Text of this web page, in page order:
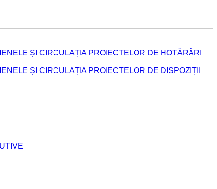
ȘI CIRCULAȚIA PROIECTELOR DE HOTĂRÂRI
ȘI CIRCULAȚIA PROIECTELOR DE DISPOZIȚII